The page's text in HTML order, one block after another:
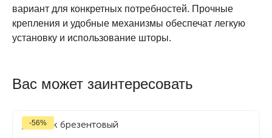
вариант для конкретных потребностей. Прочные
крепления и удобные механизмы обеспечат легкую
установку и использование шторы.
Вас может заинтересовать
-56%